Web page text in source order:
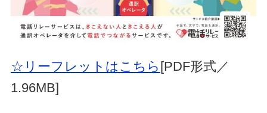
☆リーフレットはこちら [PDF形式／
1.96MB]